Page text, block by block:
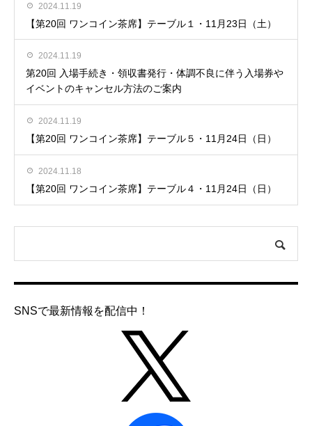
2024.11.19
【第20回 ワンコイン茶席】テーブル１・11月23日（土）
2024.11.19
第20回 入場手続き・領収書発行・体調不良に伴う入場券や
イベントのキャンセル方法のご案内
2024.11.19
【第20回 ワンコイン茶席】テーブル５・11月24日（日）
2024.11.18
【第20回 ワンコイン茶席】テーブル４・11月24日（日）
SNSで最新情報を配信中！